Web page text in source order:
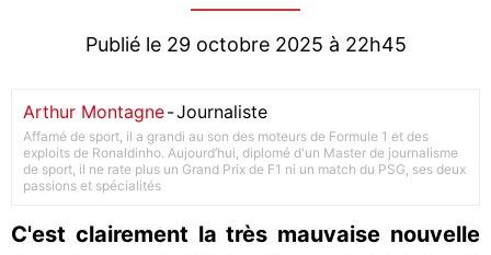
Publié le 29 octobre 2025 à 22h45
Arthur Montagne-Journaliste
Affamé de sport, il a grandi au son des moteurs de Formule 1 et des
exploits de Ronaldinho. Aujourd’hui, diplomé d'un Master de journalisme
de sport, il ne rate plus un Grand Prix de F1 ni un match du PSG, ses deux
passions et spécialités
C'est clairement la très mauvaise nouvelle